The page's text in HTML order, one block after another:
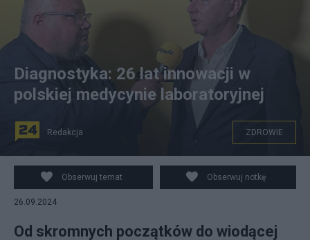
Diagnostyka: 26 lat innowacji w
polskiej medycynie laboratoryjnej
Redakcja ZDROWIE
Obserwuj temat Obserwuj notkę
26.09.2024
Od skromnych początków do wiodącej